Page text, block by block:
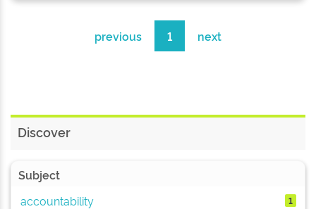
previous 1 next
Discover
Subject
accountability
1